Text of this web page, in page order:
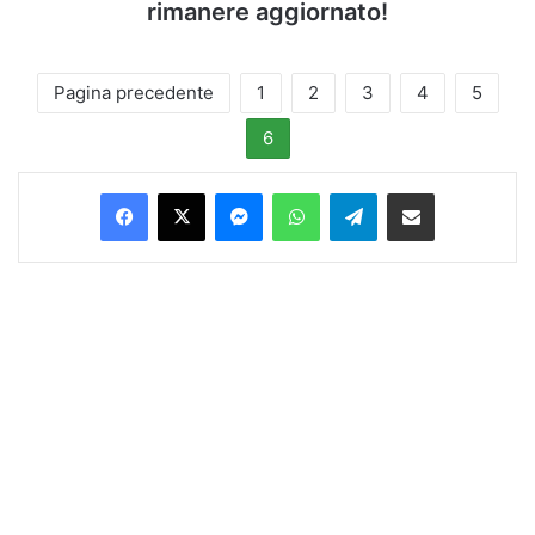
rimanere aggiornato!
Pagina precedente 1 2 3 4
5
6
Facebook
X MessengerWhatsAppTelegramCondividi via Email